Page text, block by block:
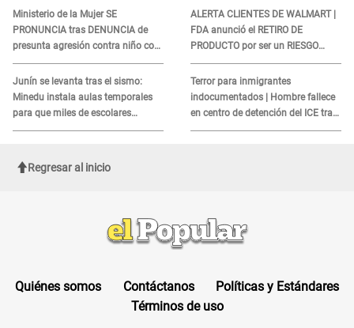
Ministerio de la Mujer SE
PRONUNCIA tras DENUNCIA de
presunta agresión contra niño con
autismo en Surco
Junín se levanta tras el sismo:
Minedu instala aulas temporales
para que miles de escolares
vuelvan a clases
ALERTA CLIENTES DE WALMART |
FDA anunció el RETIRO DE
PRODUCTO por ser un RIESGO
MORTAL para consumidores: ¿Cuál
es?
Terror para inmigrantes
indocumentados | Hombre fallece
en centro de detención del ICE tras
sufrir una "emergencia médica"
Regresar al inicio
Quiénes somos Contáctanos
Políticas y Estándares
Términos de uso